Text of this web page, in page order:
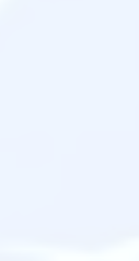
полку во
ощуще